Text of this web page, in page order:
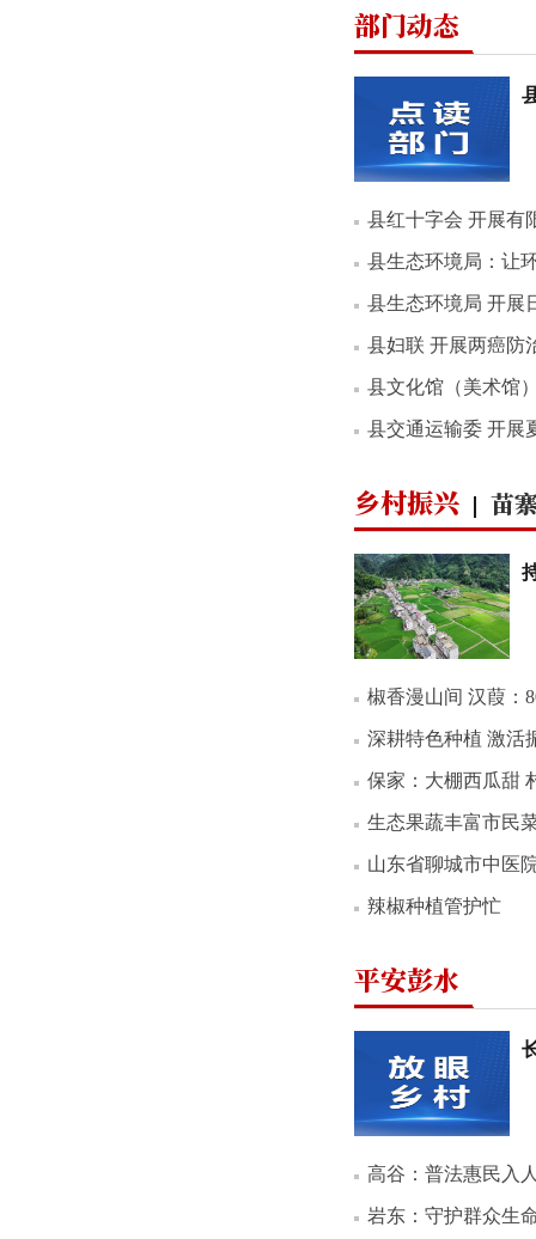
部门动态
县红十字会 开展有
县生态环境局：让
县生态环境局 开展
县妇联 开展两癌防
县文化馆（美术馆）举
县交通运输委 开展
乡村振兴 苗
椒香漫山间 汉葭：
深耕特色种植 激活振兴
保家：大棚西瓜甜
生态果蔬丰富市民菜篮
山东省聊城市中医
辣椒种植管护忙
平安彭水
高谷：普法惠民入
岩东：守护群众生